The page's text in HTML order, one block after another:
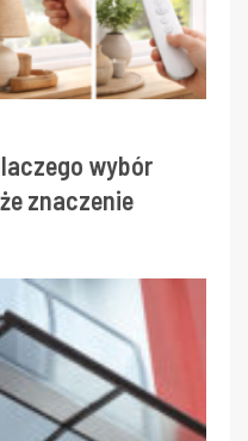
wybór
znaczenie